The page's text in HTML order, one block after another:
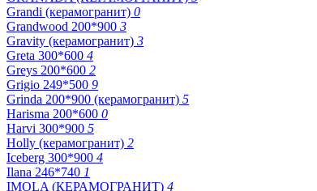
Grandi (керамогранит) 0
Grandwood 200*900 3
Gravity (керамогранит) 3
Greta 300*600 4
Greys 200*600 2
Grigio 249*500 9
Grinda 200*900 (керамогранит) 5
Harisma 200*600 0
Harvi 300*900 5
Holly (керамогранит) 2
Iceberg 300*900 4
Ilana 246*740 1
IMOLA (КЕРАМОГРАНИТ) 4